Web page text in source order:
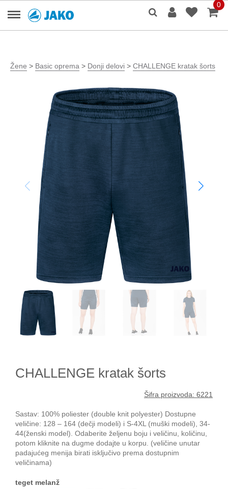
0
Žene > Basic oprema > Donji delovi > CHALLENGE kratak šorts
CHALLENGE kratak šorts
Šifra proizvoda: 6221
Sastav: 100% poliester (double knit polyester) Dostupne
veličine: 128 – 164 (dečji modeli) i S-4XL (muški modeli), 34-
44(ženski model). Odaberite željenu boju i veličinu, količinu,
potom kliknite na dugme dodajte u korpu. (veličine unutar
padajućeg menija birati isključivo prema dostupnim
veličinama)
teget melanž